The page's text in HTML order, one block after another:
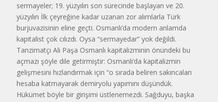
sermayeler; 19. yüzyılın son sürecinde başlayan ve 20.
yüzyılın İlk çeyreğine kadar uzanan zor alımlarla Türk
burjuvazisinin eline geçti. Osman­lı’da modern anlamda
kapitalist çok cılızdı. Oysa “sermayedar” yok değildi.
Tanzimatçı Ali Paşa Osmanlı kapitalizminin önündeki bu
açmazı şöyle dile getirmiştir: Osmanlı’da kapitalizmin
gelişmesini hızlandırmak için “o sırada beliren sakıncaları
hesaba katmayarak demiryolu yapımını düşündük.
Hükümet böyle bir girişimi üstlenemezdi. Sağduyu, başka